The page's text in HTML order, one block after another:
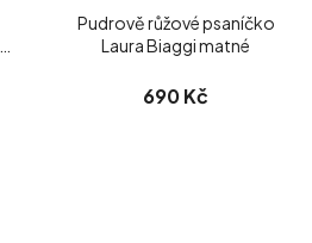
Pudrově růžové psaníčko
Laura Biaggi matné
690 Kč